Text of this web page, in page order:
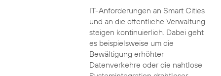
IT-Anforderungen an Smart Cities
und an die öffentliche Verwaltung
steigen kontinuierlich. Dabei geht
es beispielsweise um die
Bewältigung erhöhter
Datenverkehre oder die nahtlose